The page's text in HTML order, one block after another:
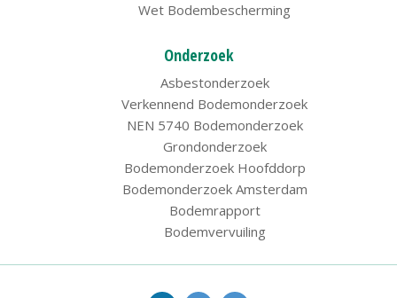
Wet Bodembescherming
Onderzoek
Asbestonderzoek
Verkennend Bodemonderzoek
NEN 5740 Bodemonderzoek
Grondonderzoek
Bodemonderzoek Hoofddorp
Bodemonderzoek Amsterdam
Bodemrapport
Bodemvervuiling